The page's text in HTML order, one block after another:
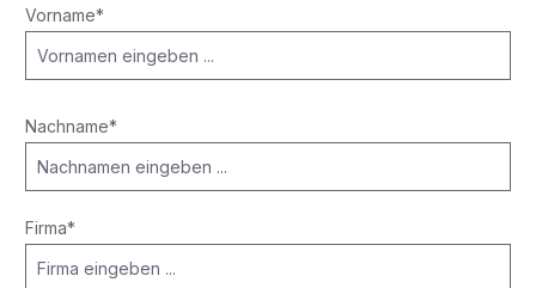
Vorname*
Nachname*
Firma*